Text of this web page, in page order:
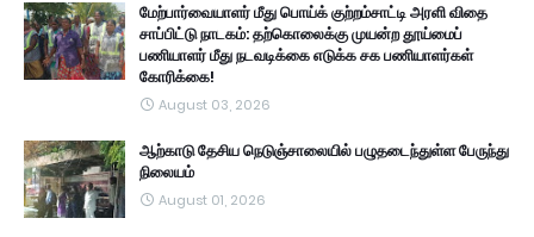
மேற்பார்வையாளர் மீது பொய்க் குற்றம்சாட்டி அரளி விதை
சாப்பிட்டு நாடகம்: தற்கொலைக்கு முயன்ற தூய்மைப்
பணியாளர் மீது நடவடிக்கை எடுக்க சக பணியாளர்கள்
கோரிக்கை!
August 03, 2026
ஆற்காடு தேசிய நெடுஞ்சாலையில் பழுதடைந்துள்ள பேருந்து
நிலையம்
August 01, 2026